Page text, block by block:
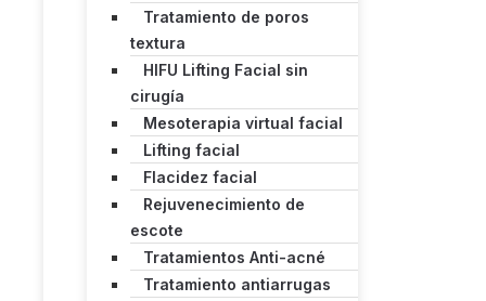
Tratamiento de poros
textura
HIFU Lifting Facial sin
cirugía
Mesoterapia virtual facial
Lifting facial
Flacidez facial
Rejuvenecimiento de
escote
Tratamientos Anti-acné
Tratamiento antiarrugas